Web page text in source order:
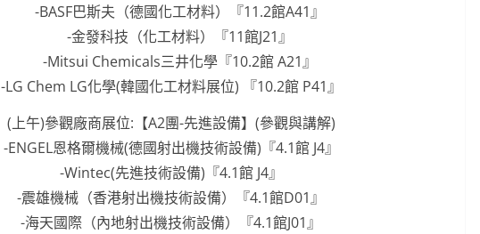
-BASF巴斯夫（德國化工材料）『11.2館A41』
-金發科技（化工材料）『11館J21』
-Mitsui Chemicals三井化學『10.2館 A21』
-LG Chem LG化學(韓國化工材料展位) 『10.2館 P41』
(上午)參觀廠商展位:【A2團-先進設備】(參觀與講解)
-ENGEL恩格爾機械(德國射出機技術設備)『4.1館 J4』
-Wintec(先進技術設備)『4.1館 J4』
-震雄機械（香港射出機技術設備）『4.1館D01』
-海天國際（內地射出機技術設備）『4.1館J01』